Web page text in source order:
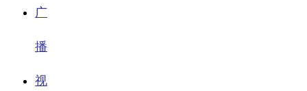
广
播
视